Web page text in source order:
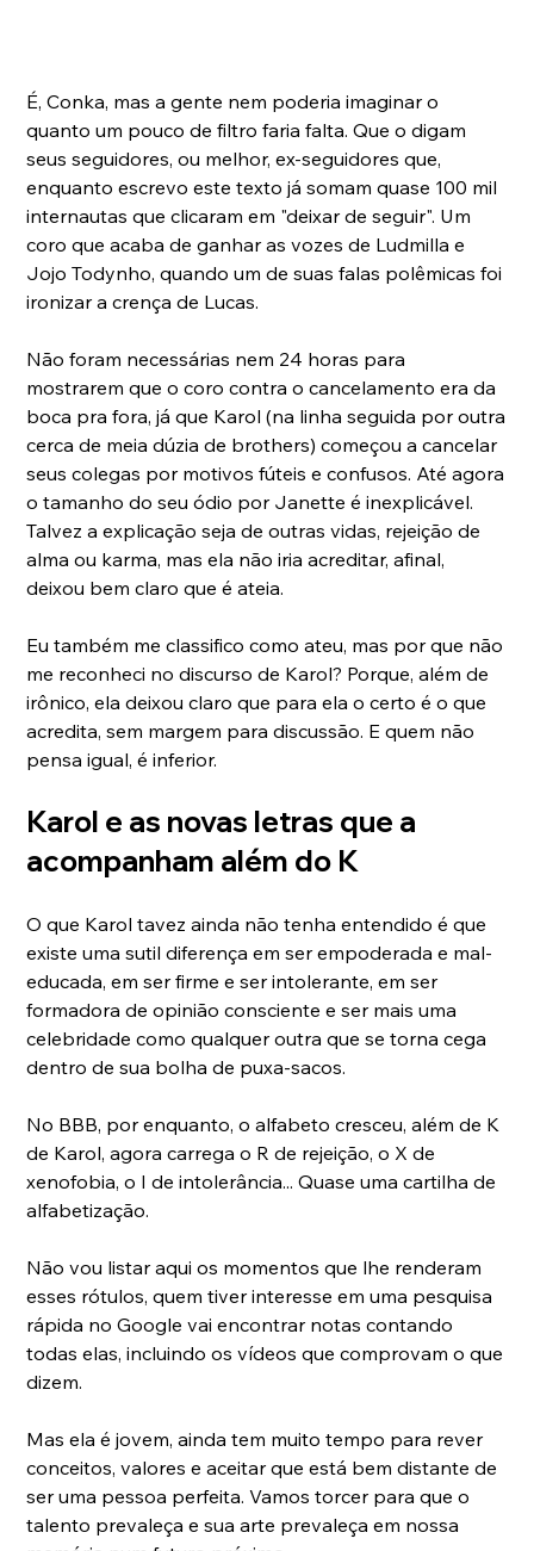
É, Conka, mas a gente nem poderia imaginar o
quanto um pouco de filtro faria falta. Que o digam
seus seguidores, ou melhor, ex-seguidores que,
enquanto escrevo este texto já somam quase 100 mil
internautas que clicaram em "deixar de seguir". Um
coro que acaba de ganhar as vozes de Ludmilla e
Jojo Todynho, quando um de suas falas polêmicas foi
ironizar a crença de Lucas.
Não foram necessárias nem 24 horas para
mostrarem que o coro contra o cancelamento era da
boca pra fora, já que Karol (na linha seguida por outra
cerca de meia dúzia de brothers) começou a cancelar
seus colegas por motivos fúteis e confusos. Até agora
o tamanho do seu ódio por Janette é inexplicável.
Talvez a explicação seja de outras vidas, rejeição de
alma ou karma, mas ela não iria acreditar, afinal,
deixou bem claro que é ateia.
Eu também me classifico como ateu, mas por que não
me reconheci no discurso de Karol? Porque, além de
irônico, ela deixou claro que para ela o certo é o que
acredita, sem margem para discussão. E quem não
pensa igual, é inferior.
Karol e as novas letras que a
acompanham além do K
O que Karol tavez ainda não tenha entendido é que
existe uma sutil diferença em ser empoderada e mal-
educada, em ser firme e ser intolerante, em ser
formadora de opinião consciente e ser mais uma
celebridade como qualquer outra que se torna cega
dentro de sua bolha de puxa-sacos.
No BBB, por enquanto, o alfabeto cresceu, além de K
de Karol, agora carrega o R de rejeição, o X de
xenofobia, o I de intolerância... Quase uma cartilha de
alfabetização.
Não vou listar aqui os momentos que lhe renderam
esses rótulos, quem tiver interesse em uma pesquisa
rápida no Google vai encontrar notas contando
todas elas, incluindo os vídeos que comprovam o que
dizem.
Mas ela é jovem, ainda tem muito tempo para rever
conceitos, valores e aceitar que está bem distante de
ser uma pessoa perfeita. Vamos torcer para que o
talento prevaleça e sua arte prevaleça em nossa